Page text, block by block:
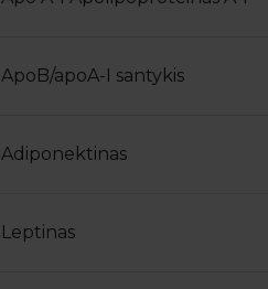
ApoB/apoA-I santykis
Adiponektinas
Leptinas